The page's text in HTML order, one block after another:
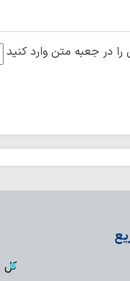
را در جعبه متن وارد کنید
کل